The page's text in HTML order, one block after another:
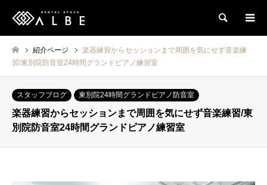
検索
紹介ページ
楽器練習からセッションまで周囲を気にせず音楽練
習/東別院防音室24時間グランドピアノ練習室
スタッフブログ 東別院24時間グランドピアノ防音室
楽器練習からセッションまで周囲を気にせず音楽練習/東
別院防音室24時間グランドピアノ練習室